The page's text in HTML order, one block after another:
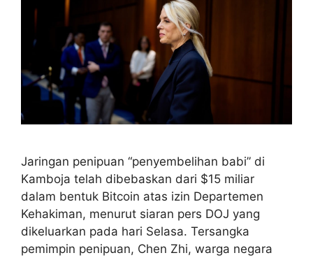
Jaringan penipuan “penyembelihan babi” di
Kamboja telah dibebaskan dari $15 miliar
dalam bentuk Bitcoin atas izin Departemen
Kehakiman, menurut siaran pers DOJ yang
dikeluarkan pada hari Selasa. Tersangka
pemimpin penipuan, Chen Zhi, warga negara